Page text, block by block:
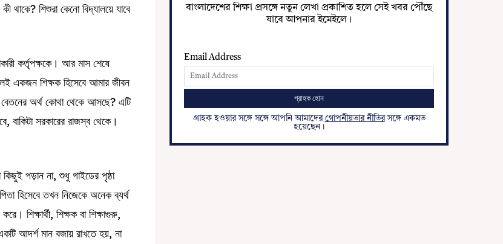
কী থাকে? শিশুরা কেনো বিদ্যালয়ে যাবে
কর্তৃপক্ষকে। আর মাস শেষে
একজন শিক্ষক হিসেবে আমার জীবন
বেতনের অর্থ কোথা থেকে আসছে? এটি
বাকিটা সরকারের রাজস্ব থেকে।
পড়ান না, শুধু গাইডের পৃষ্ঠা
হিসেবে তখন নিজেকে অনেক ব্যর্থ
শিক্ষার্থী, শিক্ষক বা শিক্ষাগুরু,
আদর্শ মান বজায় রাখতে হয়, না
বাংলাদেশের শিক্ষা প্রসঙ্গে নতুন লেখা প্রকাশিত হলে সেই খবর পৌঁছে
যাবে আপনার ইমেইলে।
Email Address
গ্রাহক হওয়ার সঙ্গে সঙ্গে আপনি আমাদের গোপনীয়তার নীতিরসঙ্গে একমত
হয়েছেন।